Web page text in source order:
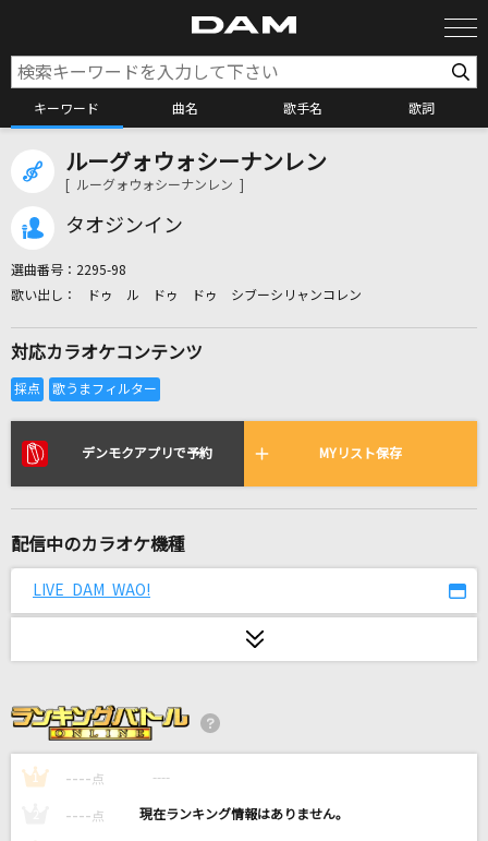
キーワード 曲名 歌手名 歌詞
カラオケ検索
リアルタイムで歌われている曲の一覧
アイカギ
I wonder
go!go!vanillas
ルーグォウォシーナンレン
[ ルーグォウォシーナンレン ]
タオジンイン
選曲番号： 2295-98
ドゥ ル ドゥ ドゥ シブーシリャンコレン
対応カラオケコンテンツ
デンモクアプリで予約 MYリスト保存
配信中のカラオケ機種
LIVE DAM WAO!
1 ---- 点 ----
---- 点 ----